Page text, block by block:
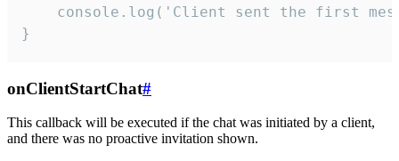
console.log('Client sent the first
}
onClientStartChat#
This callback will be executed if the chat was initiated by a client,
and there was no proactive invitation shown.